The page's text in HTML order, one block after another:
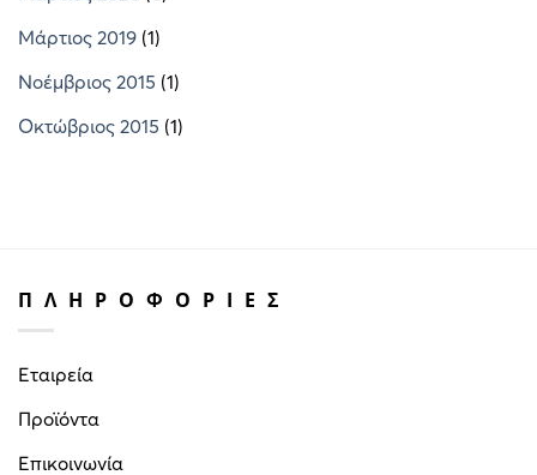
Μάρτιος 2019 (1)
Νοέμβριος 2015 (1)
Οκτώβριος 2015 (1)
ΠΛΗΡΟΦΟΡΙΕΣ
Εταιρεία
Προϊόντα
Επικοινωνία